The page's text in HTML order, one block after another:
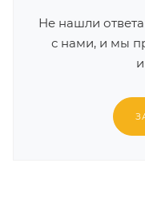
Не нашли
с нами, и мы